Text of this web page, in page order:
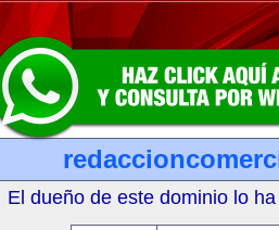
El dueño de este dominio lo